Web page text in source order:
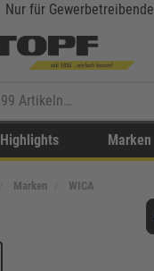
Nur für Gewerbetreibende
Highlights Marken
Marken WICA